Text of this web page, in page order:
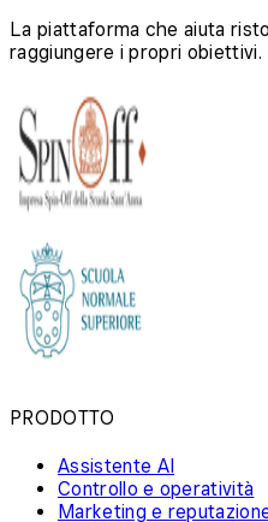
La piattaforma che aiuta
raggiungere i propri obiettivi.
PRODOTTO
Assistente AI
Controllo e operatività
Marketing e